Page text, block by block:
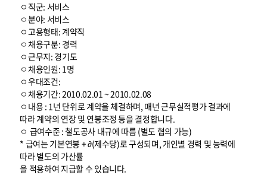
ㅇ직군: 서비스
ㅇ분야: 서비스
ㅇ고용형태: 계약직
ㅇ채용구분: 경력
ㅇ근무지: 경기도
ㅇ채용인원: 1명
ㅇ우대조건:
ㅇ채용기간: 2010.02.01 ~ 2010.02.08
ㅇ내용 : 1년 단위로 계약을 체결하며, 매년 근무실적평가 결과에
따라 계약의 연장 및 연봉조정 등을 결정합니다.
ㅇ 급여수준 : 철도공사 내규에 따름 (별도 협의 가능)
* 급여는 기본연봉 + ∂(제수당)로 구성되며, 개인별 경력 및 능력에
따라 별도의 가산률
을 적용하여 지급할 수 있습니다.